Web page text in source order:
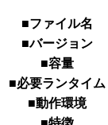
■ファイル名
■バージョン
■容量
■必要ランタイム
■動作環境